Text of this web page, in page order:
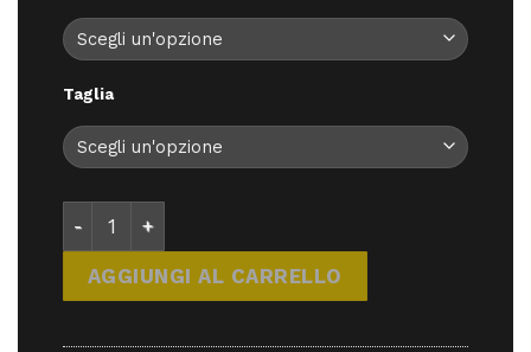
130,00 €.117,00 €.
Taglia
AGGIUNGI AL CARRELLO